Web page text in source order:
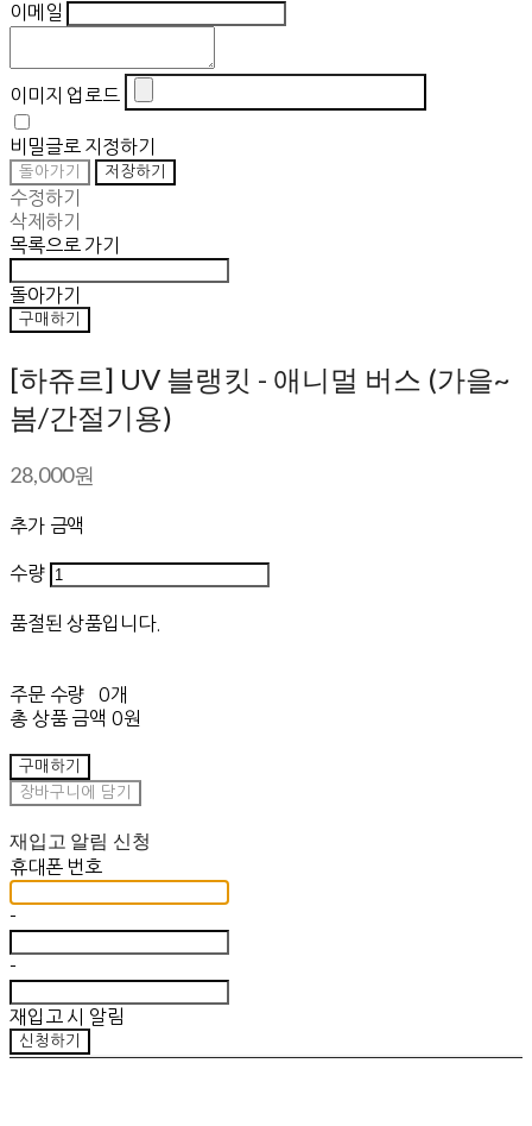
이메일
이미지 업로드
비밀글로 지정하기
돌아가기 저장하기
수정하기
삭제하기
목록으로 가기
돌아가기
구매하기
[하쥬르] UV 블랭킷 - 애니멀 버스 (가을~
봄/간절기용)
28,000원
추가 금액
수량
품절된 상품입니다.
주문 수량
0개
총 상품 금액 0원
구매하기
장바구니에 담기
재입고 알림 신청
휴대폰 번호
-
-
재입고 시 알림
신청하기